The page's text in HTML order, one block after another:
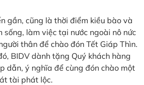
gần, cũng là thời điểm kiều bào và
sống, làm việc tại nước ngoài nô nức
thân để chào đón Tết Giáp Thìn.
BIDV dành tặng Quý khách hàng
dẫn, ý nghĩa để cùng đón chào một
tài phát lộc.